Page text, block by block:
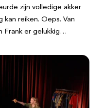
zijn volledige akker
reiken. Oeps. Van
Frank er gelukkig…